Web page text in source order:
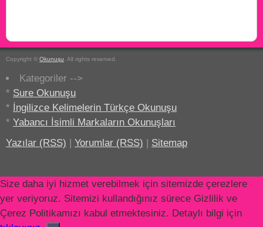
Copyright © Okunuşu . All rights reserved.
Kategoriler -->
* Sure Okunuşu
* İngilizce Kelimelerin Türkçe Okunuşu
* Yabancı İsimli Markaların Okunuşları
Yazılar (RSS) | Yorumlar (RSS) | Sitemap
Size daha iyi hizmet verebilmek için sitemizde çerezlere
yer veriyoruz. Sitemizi kullandığınız sürece Gizlilik ve
Çerez Politikamızı kabul etmektesiniz. Detaylı bilgi için